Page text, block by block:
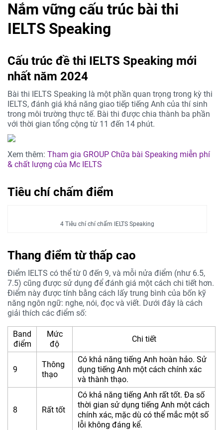
Nắm vững cấu trúc bài thi
IELTS Speaking
Cấu trúc đề thi IELTS Speaking mới
nhất năm 2024
Bài thi IELTS Speaking là một phần quan trọng trong kỳ thi
IELTS, đánh giá khả năng giao tiếp tiếng Anh của thí sinh
trong môi trường thực tế. Bài thi được chia thành ba phần
với thời gian tổng cộng từ 11 đến 14 phút.
Xem thêm: Tham gia GROUP Chữa bài Speaking miễn phí
& chất lượng của Mc IELTS
Tiêu chí chấm điểm
4 Tiêu chí chí chấm IELTS Speaking
Thang điểm từ thấp cao
Điểm IELTS có thể từ 0 đến 9, và mỗi nửa điểm (như 6.5,
7.5) cũng được sử dụng để đánh giá một cách chi tiết hơn.
Điểm này được tính bằng cách lấy trung bình của bốn kỹ
năng ngôn ngữ: nghe, nói, đọc và viết. Dưới đây là cách
giải thích các điểm số:
Band
điểm
Mức
độ
Chi tiết
9
Thông
thạo
Có khả năng tiếng Anh hoàn hảo. Sử
dụng tiếng Anh một cách chính xác
và thành thạo.
8 Rất tốt
Có khả năng tiếng Anh rất tốt. Đa số
thời gian sử dụng tiếng Anh một cách
chính xác, mặc dù có thể mắc một số
lỗi không đáng kể.